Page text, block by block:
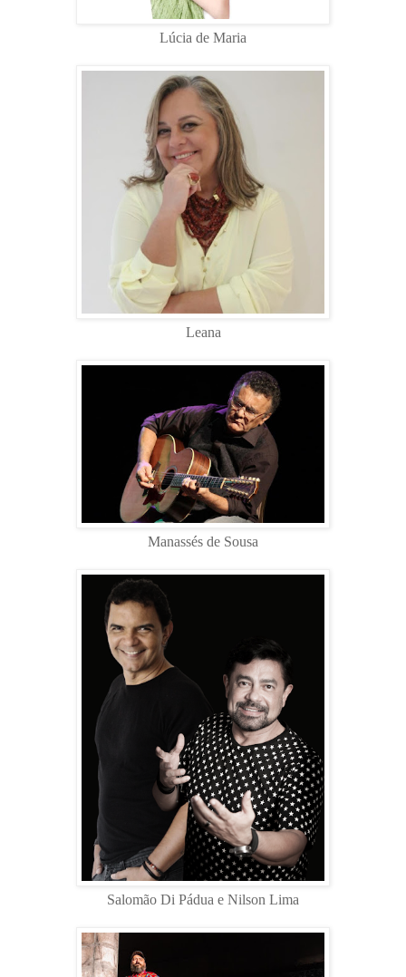
Lúcia de Maria
Leana
Manassés de Sousa
Salomão Di Pádua e Nilson Lima